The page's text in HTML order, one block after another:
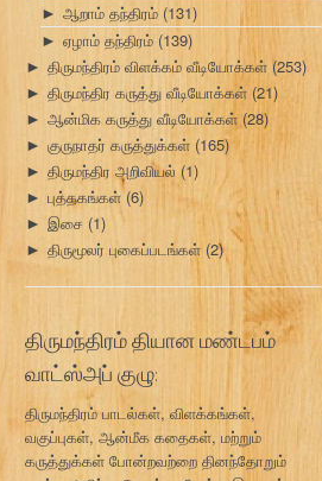
► ஆறாம் தந்திரம் (131)
► ஏழாம் தந்திரம் (139)
► திருமந்திரம் விளக்கம் வீடியோக்கள் (253)
► திருமந்திர கருத்து வீடியோக்கள் (21)
► ஆன்மிக கருத்து வீடியோக்கள் (28)
► குருநாதர் கருத்துக்கள் (165)
► திருமந்திர அறிவியல் (1)
► புத்தகங்கள்(6)
► இசை (1)
► திருமூலர் புகைப்படங்கள் (2)
திருமந்திரம் தியான மண்டபம்
வாட்ஸ்அப் குழு:
திருமந்திரம் பாடல்கள், விளக்கங்கள்,
வகுப்புகள், ஆன்மீக கதைகள், மற்றும்
கருத்துக்கள் போன்றவற்றை தினந்தோறும்